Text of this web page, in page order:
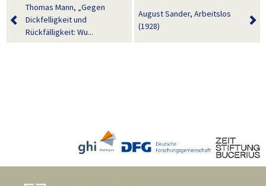
Thomas Mann, „Gegen
Dickfelligkeit und
Rückfälligkeit: Wu...
August Sander, Arbeitslos
(1928)